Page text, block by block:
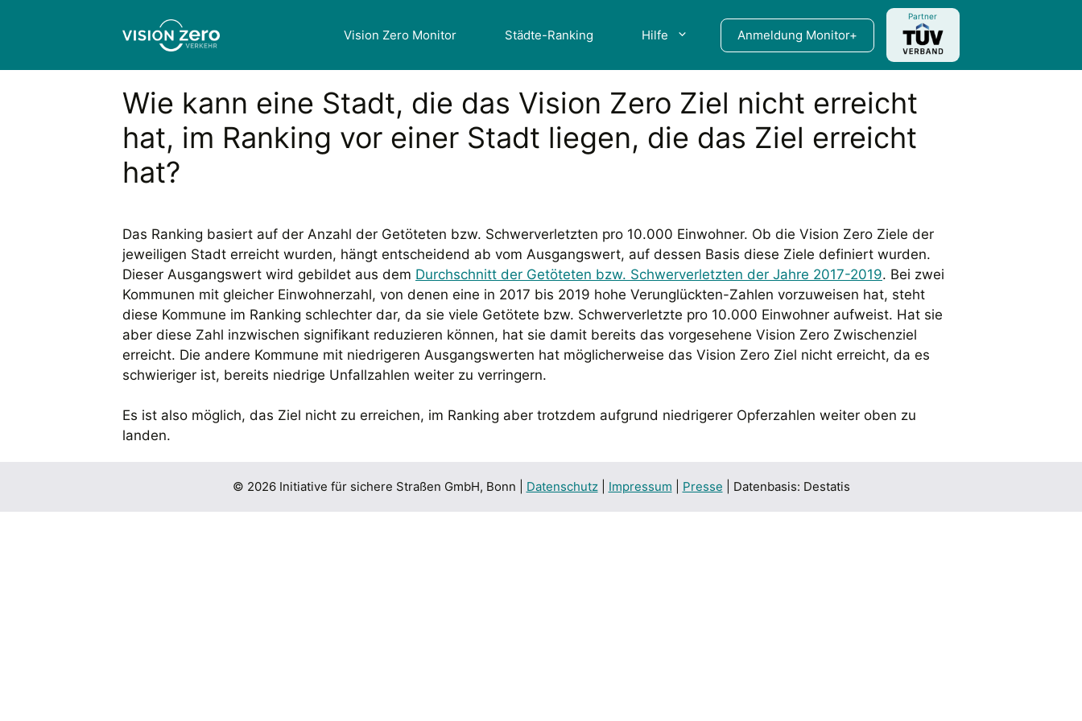
Vision Zero Monitor Städte-Ranking Hilfe Anmeldung Monitor+
Partner
Wie kann eine Stadt, die das Vision Zero Ziel nicht erreicht
hat, im Ranking vor einer Stadt liegen, die das Ziel erreicht
hat?
Das Ranking basiert auf der Anzahl der Getöteten bzw. Schwerverletzten pro 10.000 Einwohner. Ob die Vision Zero Ziele der
jeweiligen Stadt erreicht wurden, hängt entscheidend ab vom Ausgangswert, auf dessen Basis diese Ziele definiert wurden.
Dieser Ausgangswert wird gebildet aus dem Durchschnitt der Getöteten bzw. Schwerverletzten der Jahre 2017-2019. Bei zwei
Kommunen mit gleicher Einwohnerzahl, von denen eine in 2017 bis 2019 hohe Verunglückten-Zahlen vorzuweisen hat, steht
diese Kommune im Ranking schlechter dar, da sie viele Getötete bzw. Schwerverletzte pro 10.000 Einwohner aufweist. Hat sie
aber diese Zahl inzwischen signifikant reduzieren können, hat sie damit bereits das vorgesehene Vision Zero Zwischenziel
erreicht. Die andere Kommune mit niedrigeren Ausgangswerten hat möglicherweise das Vision Zero Ziel nicht erreicht, da es
schwieriger ist, bereits niedrige Unfallzahlen weiter zu verringern.
Es ist also möglich, das Ziel nicht zu erreichen, im Ranking aber trotzdem aufgrund niedrigerer Opferzahlen weiter oben zu
landen.
© 2026 Initiative für sichere Straßen GmbH, Bonn | Datenschutz| Impressum Presse | Datenbasis: Destatis